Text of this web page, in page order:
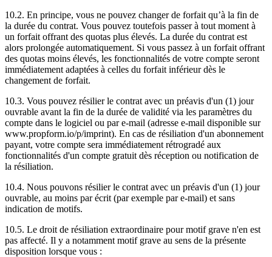
10.2. En principe, vous ne pouvez changer de forfait qu’à la fin de
la durée du contrat. Vous pouvez toutefois passer à tout moment à
un forfait offrant des quotas plus élevés. La durée du contrat est
alors prolongée automatiquement. Si vous passez à un forfait offrant
des quotas moins élevés, les fonctionnalités de votre compte seront
immédiatement adaptées à celles du forfait inférieur dès le
changement de forfait.
10.3. Vous pouvez résilier le contrat avec un préavis d'un (1) jour
ouvrable avant la fin de la durée de validité via les paramètres du
compte dans le logiciel ou par e-mail (adresse e-mail disponible sur
www.propform.io/p/imprint). En cas de résiliation d'un abonnement
payant, votre compte sera immédiatement rétrogradé aux
fonctionnalités d'un compte gratuit dès réception ou notification de
la résiliation.
10.4. Nous pouvons résilier le contrat avec un préavis d'un (1) jour
ouvrable, au moins par écrit (par exemple par e-mail) et sans
indication de motifs.
10.5. Le droit de résiliation extraordinaire pour motif grave n'en est
pas affecté. Il y a notamment motif grave au sens de la présente
disposition lorsque vous :